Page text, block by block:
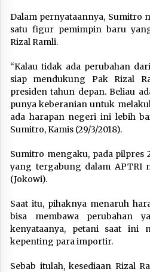
Dalam pernyataannya, Sumitro
satu figur pemimpin baru
Rizal Ramli.
“Kalau tidak ada perubahan
siap mendukung Pak Rizal
presiden tahun depan. Beliau
punya keberanian untuk
ada harapan negeri ini lebih
Sumitro, Kamis (29/3/2018).
Sumitro mengaku, pada pilpres
yang tergabung dalam APTRI
(Jokowi).
Saat itu, pihaknya menaruh
bisa membawa perubahan
kenyataanya, petani saat ini
kepenting para importir.
Sebab itulah, kesediaan Rizal